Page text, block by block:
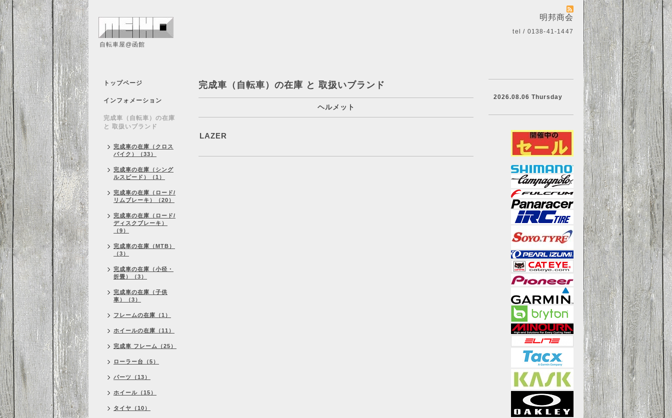
明邦商会
tel / 0138-41-1447
自転車屋@函館
完成車（自転車）の在庫 と 取扱いブランド
ヘルメット
LAZER
トップページ
インフォメーション
完成車（自転車）の在庫
と 取扱いブランド
完成車の在庫（クロス
バイク）（33）
完成車の在庫（シング
ルスピード）（1）
完成車の在庫（ロード/
リムブレーキ）（20）
完成車の在庫（ロード/
ディスクブレーキ）
（9）
完成車の在庫（MTB）
（3）
完成車の在庫（小径・
折畳）（3）
完成車の在庫（子供
車）（3）
フレームの在庫（1）
ホイールの在庫（11）
完成車 フレーム（25）
ローラー台（5）
パーツ（13）
ホイール（15）
タイヤ（10）
2026.08.06 Thursday